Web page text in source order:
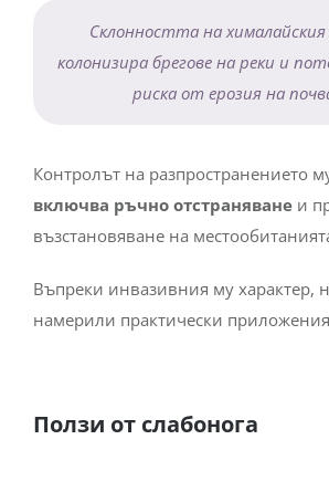
Склонността на хималайския
колонизира брегове на реки и
риска от ерозия на
Контролът на разпространението
включва ръчно отстраняванеи
възстановяване на
Въпреки инвазивния му характер,
намерили практически приложения
Ползи от слабонога